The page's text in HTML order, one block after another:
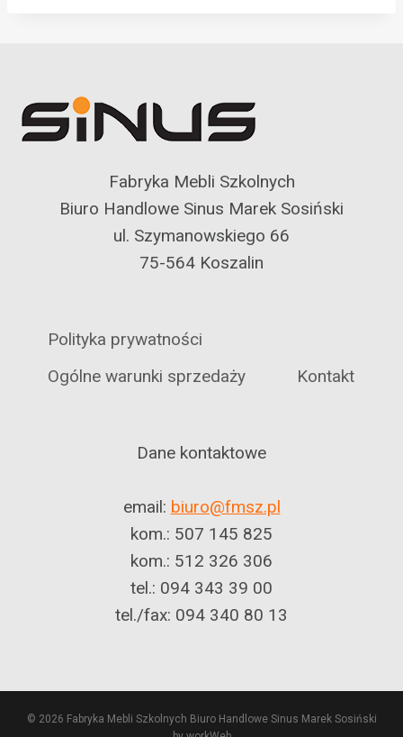
Fabryka Mebli Szkolnych
Biuro Handlowe Sinus Marek Sosiński
ul. Szymanowskiego 66
75-564 Koszalin
Polityka prywatności
Ogólne warunki sprzedaży
Kontakt
Dane kontaktowe
email: biuro@fmsz.pl
kom.: 507 145 825
kom.: 512 326 306
tel.: 094 343 39 00
tel./fax: 094 340 80 13
© 2026 Fabryka Mebli Szkolnych Biuro Handlowe Sinus Marek Sosiński